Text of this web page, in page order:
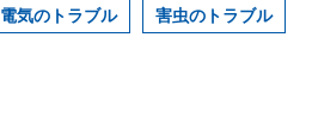
電気のトラブル 害虫のトラブル